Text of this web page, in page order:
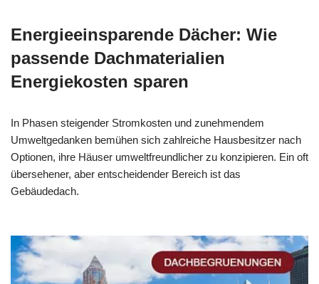
Energieeinsparende Dächer: Wie
passende Dachmaterialien
Energiekosten sparen
In Phasen steigender Stromkosten und zunehmendem
Umweltgedanken bemühen sich zahlreiche Hausbesitzer nach
Optionen, ihre Häuser umweltfreundlicher zu konzipieren. Ein oft
übersehener, aber entscheidender Bereich ist das
Gebäudedach.